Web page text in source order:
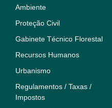
Ambiente
Proteção Civil
Gabinete Técnico Florestal
Recursos Humanos
Urbanismo
Regulamentos / Taxas /
Impostos